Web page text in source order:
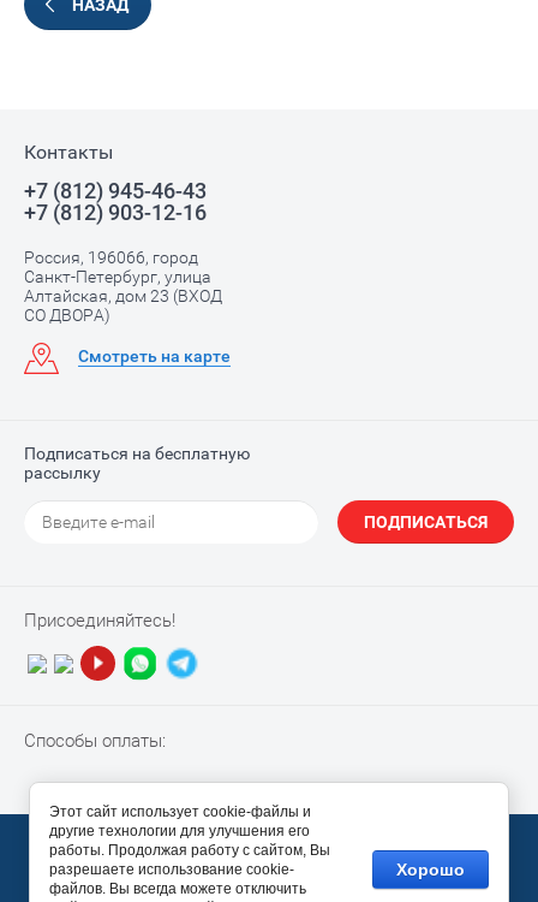
НАЗАД
Контакты
+7 (812) 945-46-43
+7 (812) 903-12-16
Россия, 196066, город
Санкт-Петербург, улица
Алтайская, дом 23 (ВХОД
СО ДВОРА)
Смотреть на карте
Подписаться на бесплатную
рассылку
ПОДПИСАТЬСЯ
Присоединяйтесь!
Способы оплаты:
© 2010-2026 “NotebookPiter”
Megagroup.ru
Этот сайт использует cookie-файлы и
другие технологии для улучшения его
работы. Продолжая работу с сайтом, Вы
разрешаете использование cookie-
файлов. Вы всегда можете отключить
Хорошо